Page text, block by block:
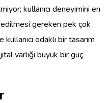
kullanıcı deneyimini en
gereken pek çok
odaklı bir tasarım
varlığı büyük bir güç